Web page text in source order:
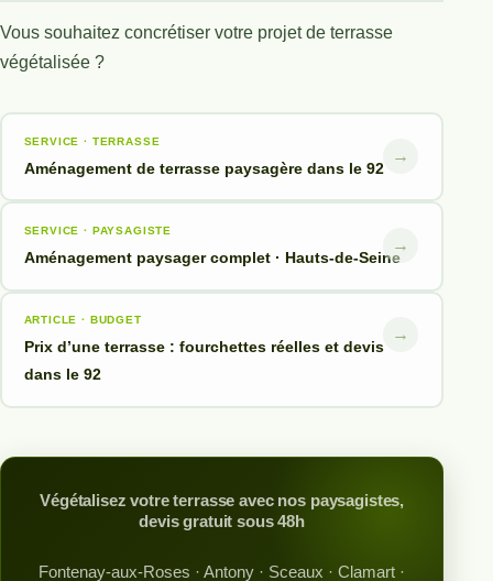
Vous souhaitez concrétiser votre projet de terrasse
végétalisée ?
SERVICE · TERRASSE
Aménagement de terrasse paysagère dans le 92
→
SERVICE · PAYSAGISTE
Aménagement paysager complet · Hauts-de-Seine
→
ARTICLE · BUDGET
Prix d’une terrasse : fourchettes réelles et devis
dans le 92
→
Végétalisez votre terrasse avec nos paysagistes,
devis gratuit sous 48h
Fontenay-aux-Roses · Antony · Sceaux · Clamart ·